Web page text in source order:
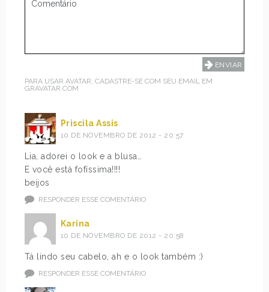
PARA USAR AVATAR, CADASTRE-SE COM SEU EMAIL EM
GRAVATAR.COM
Priscila Assis
10 DE NOVEMBRO DE 2012 - 20:57
Lia, adorei o look e a blusa…
E você está fofíssima!!!!
beijos
RESPONDER ESSE COMENTÁRIO
Karina
10 DE NOVEMBRO DE 2012 - 20:58
Tá lindo seu cabelo, ah e o look também :)
RESPONDER ESSE COMENTÁRIO